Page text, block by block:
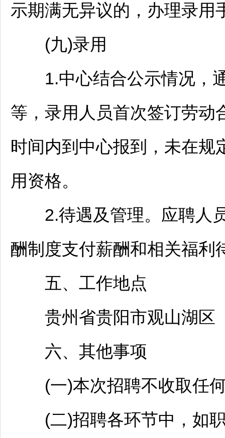
示期满无异议的，办理录用
(九)录用
1.中心结合公示情况，通
等，录用人员首次签订劳动
时间内到中心报到，未在规
用资格。
2.待遇及管理。应聘人员
酬制度支付薪酬和相关福利
五、工作地点
贵州省贵阳市观山湖区
六、其他事项
(一)本次招聘不收取任
(二)招聘各环节中，如